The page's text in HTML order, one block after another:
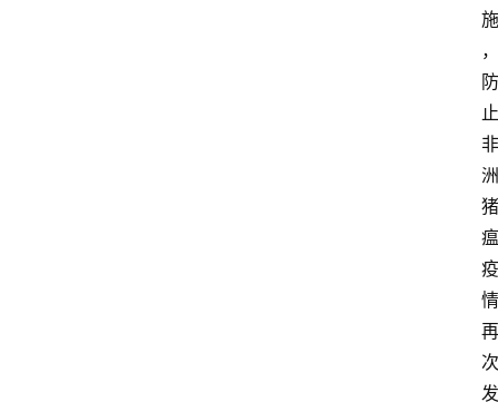
施
，
防
止
非
洲
猪
瘟
疫
情
再
次
发